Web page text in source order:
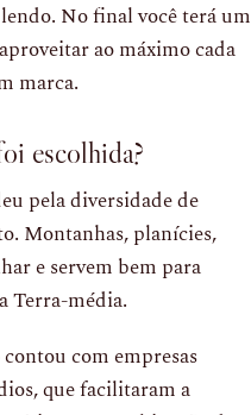
No final você terá um
ao máximo cada
marca.
escolhida?
pela diversidade de
Montanhas, planícies,
e servem bem para
Terra-média.
com empresas
que facilitaram a